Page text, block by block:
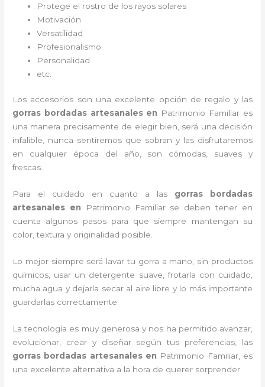
Protege el rostro de los rayos solares
Motivación
Versatilidad
Profesionalismo
Personalidad
etc.
Los accesorios son una excelente opción de regalo y las
gorras bordadas artesanales en Patrimonio Familiar es
una manera precisamente de elegir bien, será una decisión
infalible, nunca sentiremos que sobran y las disfrutaremos
en cualquier época del año, son cómodas, suaves y
frescas.
Para el cuidado en cuanto a las gorras bordadas
artesanales en
Patrimonio Familiar se deben tener en
cuenta algunos pasos para que siempre mantengan su
color, textura y originalidad posible.
Lo mejor siempre será lavar tu gorra a mano, sin productos
químicos, usar un detergente suave, frotarla con cuidado,
mucha agua y dejarla secar al aire libre y lo más importante
guardarlas correctamente.
La tecnología es muy generosa y nos ha permitido avanzar,
evolucionar, crear y diseñar según tus preferencias, las
gorras bordadas artesanales en Patrimonio Familiar, es
una excelente alternativa a la hora de querer sorprender.